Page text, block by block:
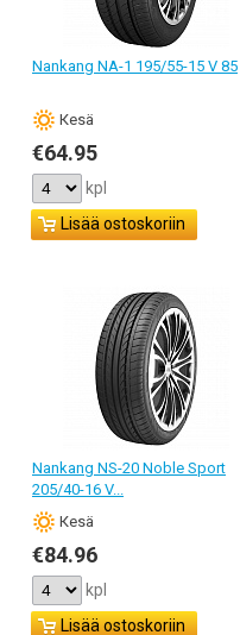
Nankang NA-1 195/55-15 V 85
Кesä
€64.95
kpl
Lisää ostoskoriin
Nankang NS-20 Noble Sport
205/40-16 V...
Кesä
€84.96
kpl
Lisää ostoskoriin